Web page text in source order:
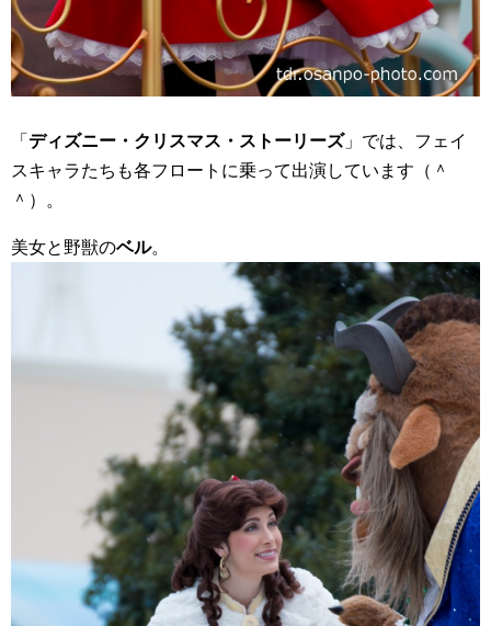
「 ディズニー・クリスマス・ストーリーズ」では、フェイ
スキャラたちも各フロートに乗って出演しています（＾
＾）。
美女と野獣のベル。